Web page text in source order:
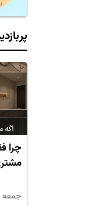
چرا
جمعه ۱۹ تیر ۱۴۰۵